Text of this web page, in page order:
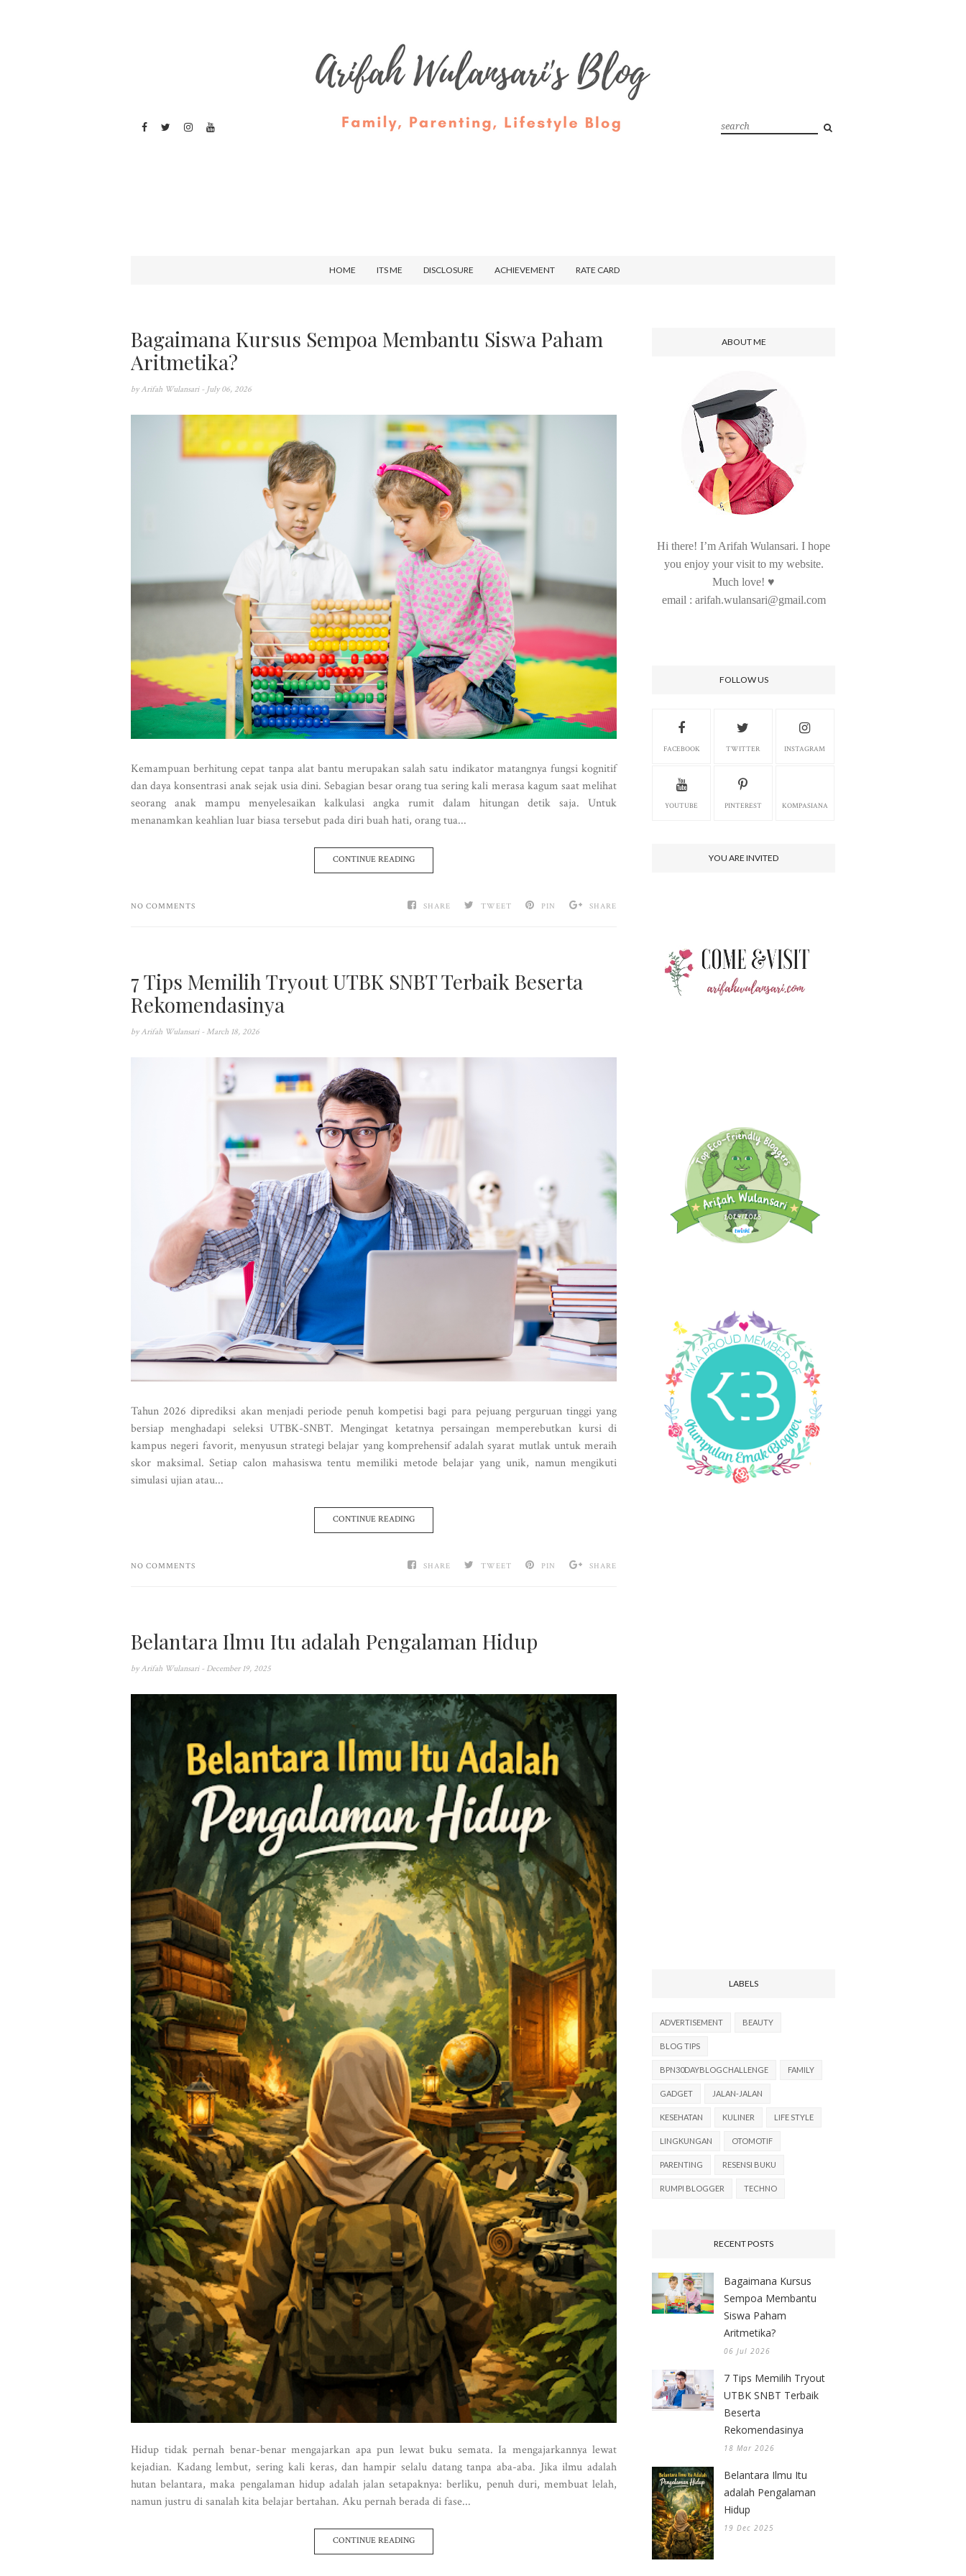
HOME ITS ME DISCLOSURE ACHIEVEMENT RATE CARD
Bagaimana Kursus Sempoa Membantu Siswa Paham
Aritmetika?
by Arifah Wulansari - July 06, 2026
Kemampuan berhitung cepat tanpa alat bantu merupakan salah satu indikator matangnya fungsi kognitif
dan daya konsentrasi anak sejak usia dini. Sebagian besar orang tua sering kali merasa kagum saat melihat
seorang anak mampu menyelesaikan kalkulasi angka rumit dalam hitungan detik saja. Untuk
menanamkan keahlian luar biasa tersebut pada diri buah hati, orang tua...
CONTINUE READING
SHARE TWEET PIN SHARE
NO COMMENTS
7 Tips Memilih Tryout UTBK SNBT Terbaik Beserta
Rekomendasinya
by Arifah Wulansari - March 18, 2026
Tahun 2026 diprediksi akan menjadi periode penuh kompetisi bagi para pejuang perguruan tinggi yang
bersiap menghadapi seleksi UTBK-SNBT. Mengingat ketatnya persaingan memperebutkan kursi di
kampus negeri favorit, menyusun strategi belajar yang komprehensif adalah syarat mutlak untuk meraih
skor maksimal. Setiap calon mahasiswa tentu memiliki metode belajar yang unik, namun mengikuti
simulasi ujian atau...
CONTINUE READING
SHARE TWEET PIN SHARE
NO COMMENTS
Belantara Ilmu Itu adalah Pengalaman Hidup
by Arifah Wulansari - December 19, 2025
Hidup tidak pernah benar-benar mengajarkan apa pun lewat buku semata. Ia mengajarkannya lewat
kejadian. Kadang lembut, sering kali keras, dan hampir selalu datang tanpa aba-aba. Jika ilmu adalah
hutan belantara, maka pengalaman hidup adalah jalan setapaknya: berliku, penuh duri, membuat lelah,
namun justru di sanalah kita belajar bertahan. Aku pernah berada di fase...
CONTINUE READING
ABOUT ME
Hi there! I’m Arifah Wulansari. I hope
you enjoy your visit to my website.
Much love! ♥
email : arifah.wulansari@gmail.com
FOLLOW US
FACEBOOK TWITTER INSTAGRAM
YOUTUBE PINTEREST KOMPASIANA
YOU ARE INVITED
LABELS
ADVERTISEMENT BEAUTY
BLOG TIPS
BPN30DAYBLOGCHALLENGE FAMILY
GADGET JALAN-JALAN
KESEHATAN KULINER LIFE STYLE
LINGKUNGAN OTOMOTIF
PARENTING RESENSI BUKU
RUMPI BLOGGER TECHNO
RECENT POSTS
Bagaimana Kursus
Sempoa Membantu
Siswa Paham
Aritmetika?
06 Jul 2026
7 Tips Memilih Tryout
UTBK SNBT Terbaik
Beserta
Rekomendasinya
18 Mar 2026
Belantara Ilmu Itu
adalah Pengalaman
Hidup
19 Dec 2025